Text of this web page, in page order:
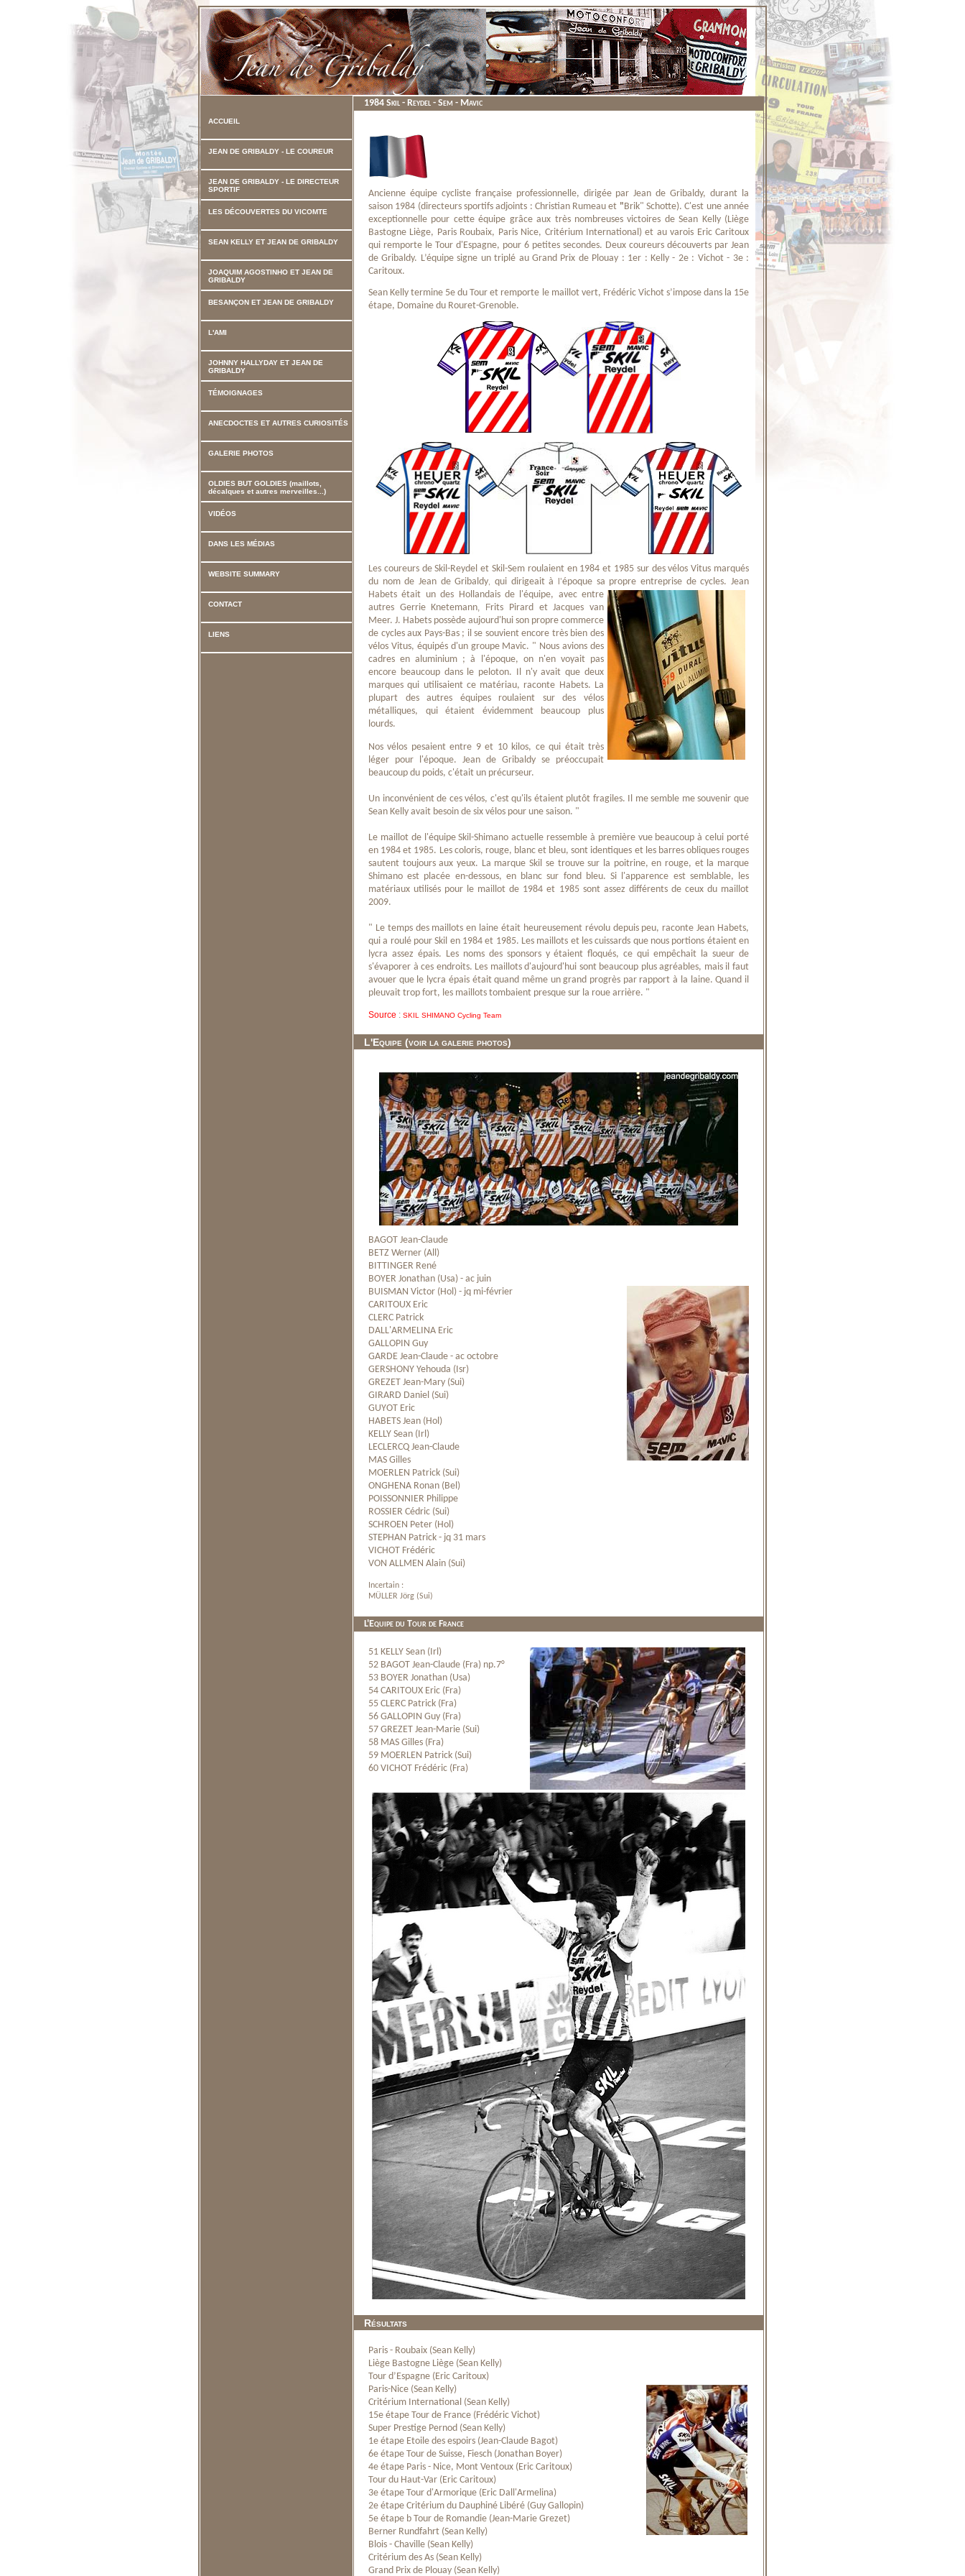
ACCUEIL
JEAN DE GRIBALDY - LE COUREUR
JEAN DE GRIBALDY - LE DIRECTEUR
SPORTIF
LES DÉCOUVERTES DU VICOMTE
SEAN KELLY ET JEAN DE GRIBALDY
JOAQUIM AGOSTINHO ET JEAN DE
GRIBALDY
BESANÇON ET JEAN DE GRIBALDY
L'AMI
JOHNNY HALLYDAY ET JEAN DE
GRIBALDY
TÉMOIGNAGES
ANECDOCTES ET AUTRES CURIOSITÉS
GALERIE PHOTOS
OLDIES BUT GOLDIES (maillots,
décalques et autres merveilles...)
VIDÉOS
DANS LES MÉDIAS
WEBSITE SUMMARY
CONTACT
LIENS
1984 Skil - Reydel - Sem - Mavic
Ancienne équipe cycliste française professionnelle, dirigée par Jean de Gribaldy, durant la
saison 1984 (directeurs sportifs adjoints : Christian Rumeau et "Brik" Schotte). C'est une année
exceptionnelle pour cette équipe grâce aux très nombreuses victoires de Sean Kelly (Liège
Bastogne Liège, Paris Roubaix, Paris Nice, Critérium International) et au varois Eric Caritoux
qui remporte le Tour d'Espagne, pour 6 petites secondes. Deux coureurs découverts par Jean
de Gribaldy. L’équipe signe un triplé au Grand Prix de Plouay : 1er : Kelly - 2e : Vichot - 3e :
Caritoux.
Sean Kelly termine 5e du Tour et remporte le maillot vert, Frédéric Vichot s’impose dans la 15e
étape, Domaine du Rouret-Grenoble.
Les coureurs de Skil-Reydel et Skil-Sem roulaient en 1984 et 1985 sur des vélos Vitus marqués
du nom de Jean de Gribaldy,qui dirigeait à l'époque sa propre entreprise de cycles. Jean
Habets était un des Hollandais de l'équipe, avec entre
autres Gerrie Knetemann, Frits Pirard et Jacques van
Meer. J. Habets possède aujourd'hui son propre commerce
de cycles aux Pays-Bas ; il se souvient encore très bien des
vélos Vitus, équipés d'un groupe Mavic. " Nous avions des
cadres en aluminium ; à l'époque, on n'en voyait pas
encore beaucoup dans le peloton. Il n'y avait que deux
marques qui utilisaient ce matériau, raconte Habets. La
plupart des autres équipes roulaient sur des vélos
métalliques, qui étaient évidemment beaucoup plus
lourds.
Nos vélos pesaient entre 9 et 10 kilos, ce qui était très
léger pour l'époque. Jean de Gribaldy se préoccupait
beaucoup du poids, c'était un précurseur.
Un inconvénient de ces vélos, c'est qu'ils étaient plutôt fragiles. Il me semble me souvenir que
Sean Kelly avait besoin de six vélos pour une saison. "
Le maillot de l'équipe Skil-Shimano actuelle ressemble à première vue beaucoup à celui porté
en 1984 et 1985. Les coloris, rouge, blanc et bleu, sont identiques et les barres obliques rouges
sautent toujours aux yeux. La marque Skil se trouve sur la poitrine, en rouge, et la marque
Shimano est placée en-dessous, en blanc sur fond bleu. Si l'apparence est semblable, les
matériaux utilisés pour le maillot de 1984 et 1985 sont assez différents de ceux du maillot
2009.
" Le temps des maillots en laine était heureusement révolu depuis peu, raconte Jean Habets,
qui a roulé pour Skil en 1984 et 1985. Les maillots et les cuissards que nous portions étaient en
lycra assez épais. Les noms des sponsors y étaient floqués, ce qui empêchait la sueur de
s'évaporer à ces endroits. Les maillots d'aujourd'hui sont beaucoup plus agréables, mais il faut
avouer que le lycra épais était quand même un grand progrès par rapport à la laine. Quand il
pleuvait trop fort, les maillots tombaient presque sur la roue arrière. "
Source : SKIL SHIMANO Cycling Team
L'Equipe (voir la galerie photos)
BAGOT Jean-Claude
BETZ Werner (All)
BITTINGER René
BOYER Jonathan (Usa) - ac juin
BUISMAN Victor (Hol) - jq mi-février
CARITOUX Eric
CLERC Patrick
DALL'ARMELINA Eric
GALLOPIN Guy
GARDE Jean-Claude - ac octobre
GERSHONY Yehouda (Isr)
GREZET Jean-Mary (Sui)
GIRARD Daniel (Sui)
GUYOT Eric
HABETS Jean (Hol)
KELLY Sean (Irl)
LECLERCQ Jean-Claude
MAS Gilles
MOERLEN Patrick (Sui)
ONGHENA Ronan (Bel)
POISSONNIER Philippe
ROSSIER Cédric (Sui)
SCHROEN Peter (Hol)
STEPHAN Patrick - jq 31 mars
VICHOT Frédéric
VON ALLMEN Alain (Sui)
Incertain :
MÜLLER Jörg (Sui)
L'Equipe du Tour de France
51 KELLY Sean (Irl)
52 BAGOT Jean-Claude (Fra) np.7°
53 BOYER Jonathan (Usa)
54 CARITOUX Eric (Fra)
55 CLERC Patrick (Fra)
56 GALLOPIN Guy (Fra)
57 GREZET Jean-Marie (Sui)
58 MAS Gilles (Fra)
59 MOERLEN Patrick (Sui)
60 VICHOT Frédéric (Fra)
Résultats
Paris - Roubaix (Sean Kelly)
Liège Bastogne Liège (Sean Kelly)
Tour d’Espagne (Eric Caritoux)
Paris-Nice (Sean Kelly)
Critérium International (Sean Kelly)
15e étape Tour de France (Frédéric Vichot)
Super Prestige Pernod (Sean Kelly)
1e étape Etoile des espoirs (Jean-Claude Bagot)
6e étape Tour de Suisse, Fiesch (Jonathan Boyer)
4e étape Paris - Nice, Mont Ventoux (Eric Caritoux)
Tour du Haut-Var (Eric Caritoux)
3e étape Tour d'Armorique (Eric Dall'Armelina)
2e étape Critérium du Dauphiné Libéré (Guy Gallopin)
5e étape b Tour de Romandie (Jean-Marie Grezet)
Berner Rundfahrt (Sean Kelly)
Blois - Chaville (Sean Kelly)
Critérium des As (Sean Kelly)
Grand Prix de Plouay (Sean Kelly)